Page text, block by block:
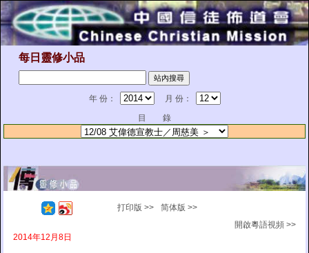
每日靈修小品
年 份：
月 份：
目 錄
打印版 >>
简体版 >>
開啟粵語視頻 >>
2014年12月8日